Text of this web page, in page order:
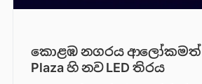
කොළඹ නගරය ආලෝකමත්
Plaza හි නව LED තිරය